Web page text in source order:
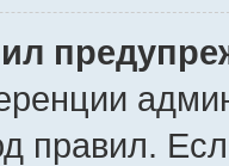
правил.